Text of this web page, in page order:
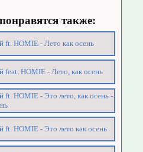
также:
ft. HOMIE - Лето как осень
feat. HOMIE - Лето, как осень
ft. HOMIE - Это лето, как осень -
ft. HOMIE - Это лето как осень